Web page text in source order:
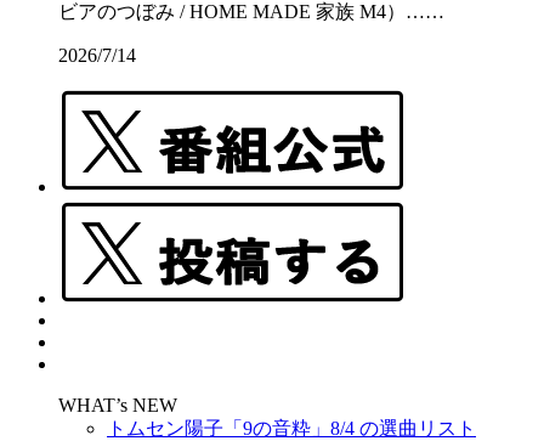
ビアのつぼみ / HOME MADE 家族 M4）……
2026/7/14
WHAT’s NEW
トムセン陽子「9の音粋」8/4 の選曲リスト